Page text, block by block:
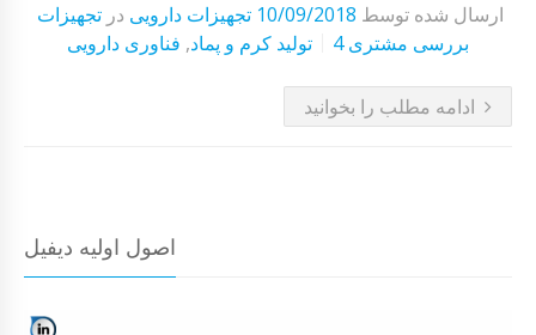
ارسال شده توسط 10/09/2018 تجهیزات دارویی در تجهیزات
تولید کرم و پماد, فناوری دارویی 4 بررسی مشتری
ادامه مطلب را بخوانید
اصول اولیه دیفیل